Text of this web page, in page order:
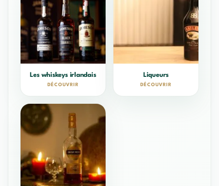
Les whiskeys irlandais
DÉCOUVRIR
Liqueurs
DÉCOUVRIR